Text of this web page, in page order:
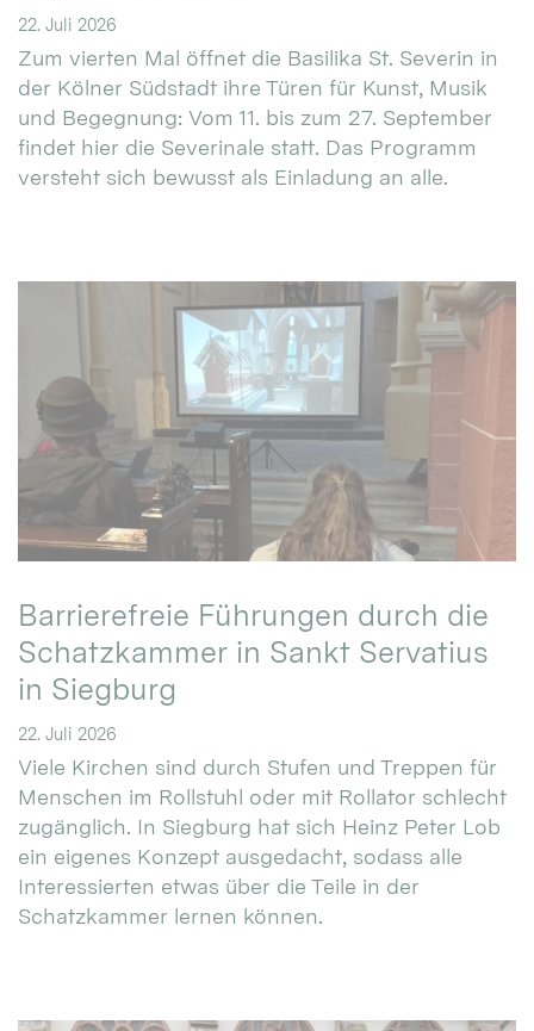
22. Juli 2026
Zum vierten Mal öffnet die Basilika St. Severin in
der Kölner Südstadt ihre Türen für Kunst, Musik
und Begegnung: Vom 11. bis zum 27. September
findet hier die Severinale statt. Das Programm
versteht sich bewusst als Einladung an alle.
Barrierefreie Führungen durch die
Schatzkammer in Sankt Servatius
in Siegburg
22. Juli 2026
Viele Kirchen sind durch Stufen und Treppen für
Menschen im Rollstuhl oder mit Rollator schlecht
zugänglich. In Siegburg hat sich Heinz Peter Lob
ein eigenes Konzept ausgedacht, sodass alle
Interessierten etwas über die Teile in der
Schatzkammer lernen können.